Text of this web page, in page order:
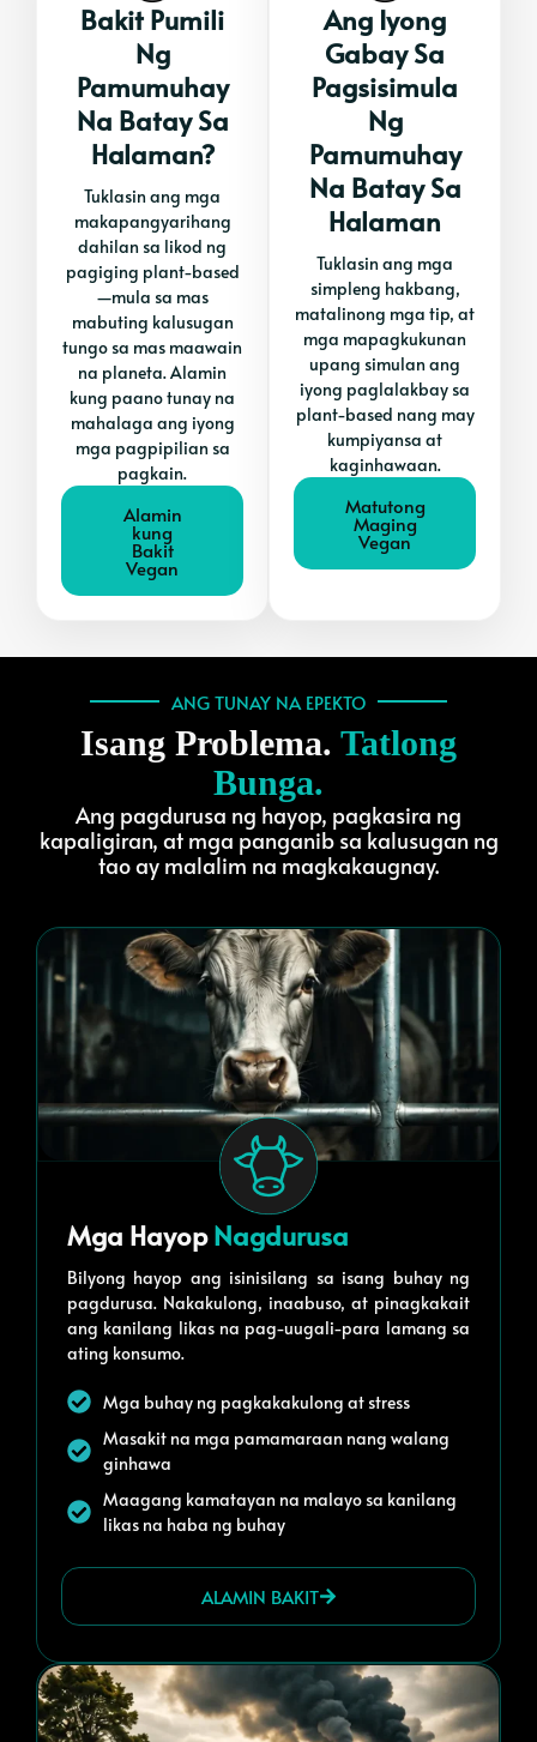
Bakit Pumili
Ng
Pamumuhay
Na Batay Sa
Halaman?
Tuklasin ang mga
makapangyarihang
dahilan sa likod ng
pagiging plant-based
—mula sa mas
mabuting kalusugan
tungo sa mas maawain
na planeta. Alamin
kung paano tunay na
mahalaga ang iyong
mga pagpipilian sa
pagkain.
Alamin
kung
Bakit
Vegan
Ang Iyong
Gabay Sa
Pagsisimula
Ng
Pamumuhay
Na Batay Sa
Halaman
Tuklasin ang mga
simpleng hakbang,
matalinong mga tip, at
mga mapagkukunan
upang simulan ang
iyong paglalakbay sa
plant-based nang may
kumpiyansa at
kaginhawaan.
Matutong
Maging
Vegan
ANG TUNAY NA EPEKTO
Isang Problema. Tatlong
Bunga.
Ang pagdurusa ng hayop, pagkasira ng
kapaligiran, at mga panganib sa kalusugan ng
tao ay malalim na magkakaugnay.
Mga HayopNagdurusa
Bilyong hayop ang isinisilang sa isang buhay ng
pagdurusa. Nakakulong, inaabuso, at pinagkakait
ang kanilang likas na pag-uugali-para lamang sa
ating konsumo.
Mga buhay ng pagkakakulong at stress
Masakit na mga pamamaraan nang walang
ginhawa
Maagang kamatayan na malayo sa kanilang
likas na haba ng buhay
ALAMIN BAKIT